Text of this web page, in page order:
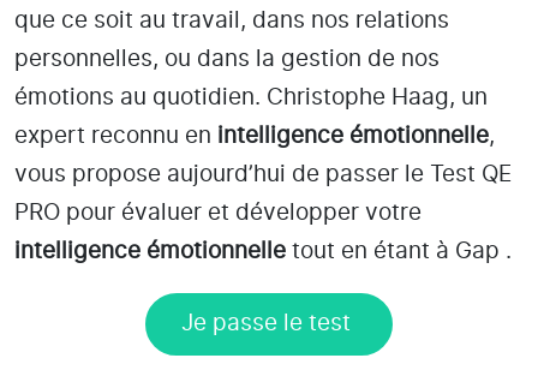
que ce soit au travail, dans nos relations
personnelles, ou dans la gestion de nos
émotions au quotidien. Christophe Haag, un
expert reconnu en intelligence émotionnelle,
vous propose aujourd’hui de passer le Test QE
PRO pour évaluer et développer votre
intelligence émotionnelle tout en étant à Gap .
Je passe le test